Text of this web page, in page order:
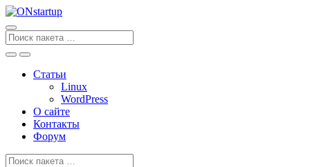
Перейти
к
содержанию
Поиск
для
Статьи
Linux
WordPress
О сайте
Контакты
Форум